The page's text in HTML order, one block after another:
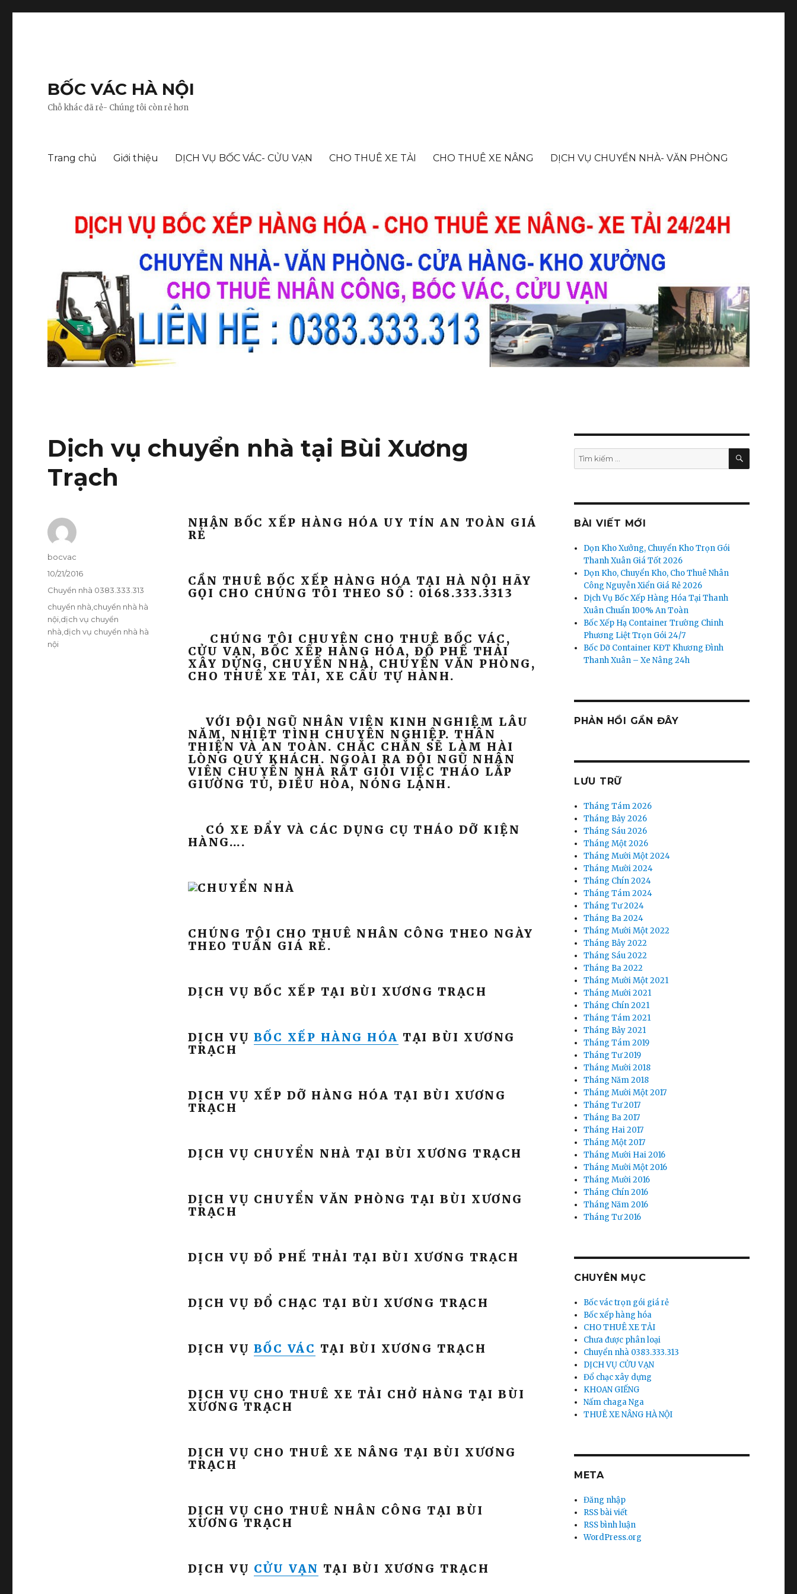
BỐC VÁC HÀ NỘI
Chỗ khác đã rẻ- Chúng tôi còn rẻ hơn
Trang chủ Giới thiệu DỊCH VỤ BỐC VÁC- CỬU VẠN CHO THUÊ XE TẢI CHO THUÊ XE NÂNG DỊCH VỤ CHUYỂN NHÀ- VĂN PHÒNG
Dịch vụ chuyển nhà tại Bùi Xương
Trạch
NHẬN BỐC XẾP HÀNG HÓA UY TÍN AN TOÀN GIÁ
RẺ
CẦN THUÊ BỐC XẾP HÀNG HÓA TẠI HÀ NỘI HÃY
GỌI CHO CHÚNG TÔI THEO SỐ : 0168.333.3313
CHÚNG TÔI CHUYÊN CHO THUÊ BỐC VÁC,
CỬU VẠN, BỐC XẾP HÀNG HÓA, ĐỔ PHẾ THẢI
XÂY DỰNG, CHUYỂN NHÀ, CHUYỂN VĂN PHÒNG,
CHO THUÊ XE TẢI, XE CẨU TỰ HÀNH.
VỚI ĐỘI NGŨ NHÂN VIÊN KINH NGHIỆM LÂU
NĂM, NHIỆT TÌNH CHUYÊN NGHIỆP. THÂN
THIỆN VÀ AN TOÀN. CHẮC CHẮN SẼ LÀM HÀI
LÒNG QUÝ KHÁCH. NGOÀI RA ĐỘI NGŨ NHÂN
VIÊN CHUYỂN NHÀ RẤT GIỎI VIỆC THÁO LẮP
GIƯỜNG TỦ, ĐIỀU HÒA, NÓNG LẠNH.
CÓ XE ĐẨY VÀ CÁC DỤNG CỤ THÁO DỠ KIỆN
HÀNG….
CHÚNG TÔI CHO THUÊ NHÂN CÔNG THEO NGÀY
THEO TUẦN GIÁ RẺ.
DỊCH VỤ BỐC XẾP TẠI BÙI XƯƠNG TRẠCH
DỊCH VỤ BỐC XẾP HÀNG HÓA TẠI BÙI XƯƠNG
TRẠCH
DỊCH VỤ XẾP DỠ HÀNG HÓA TẠI BÙI XƯƠNG
TRẠCH
DỊCH VỤ CHUYỂN NHÀ TẠI BÙI XƯƠNG TRẠCH
DỊCH VỤ CHUYỂN VĂN PHÒNG TẠI BÙI XƯƠNG
TRẠCH
DỊCH VỤ ĐỔ PHẾ THẢI TẠI BÙI XƯƠNG TRẠCH
DỊCH VỤ ĐỔ CHẠC TẠI BÙI XƯƠNG TRẠCH
DỊCH VỤ BỐC VÁC TẠI BÙI XƯƠNG TRẠCH
DỊCH VỤ CHO THUÊ XE TẢI CHỞ HÀNG TẠI BÙI
XƯƠNG TRẠCH
DỊCH VỤ CHO THUÊ XE NÂNG TẠI BÙI XƯƠNG
TRẠCH
DỊCH VỤ CHO THUÊ NHÂN CÔNG TẠI BÙI
XƯƠNG TRẠCH
DỊCH VỤ CỬU VẠN TẠI BÙI XƯƠNG TRẠCH
Tác
giả
bocvac
Đăng
vào
10/21/2016
Danh
mục
Chuyển nhà 0383.333.313
Thẻ
chuyển nhà chuyển nhà hà
nội dịch vụ chuyển
nhà dịch vụ chuyển nhà hà
nội
Tìm
kiếm:
TÌM
BÀI VIẾT MỚI
Dọn Kho Xưởng, Chuyển Kho Trọn Gói
Thanh Xuân Giá Tốt 2026
Dọn Kho, Chuyển Kho, Cho Thuê Nhân
Công Nguyễn Xiển Giá Rẻ 2026
Dịch Vụ Bốc Xếp Hàng Hóa Tại Thanh
Xuân Chuẩn 100% An Toàn
Bốc Xếp Hạ Container Trường Chinh
Phương Liệt Trọn Gói 24/7
Bốc Dỡ Container KĐT Khương Đình
Thanh Xuân – Xe Nâng 24h
PHẢN HỒI GẦN ĐÂY
LƯU TRỮ
Tháng Tám 2026
Tháng Bảy 2026
Tháng Sáu 2026
Tháng Một 2026
Tháng Mười Một 2024
Tháng Mười 2024
Tháng Chín 2024
Tháng Tám 2024
Tháng Tư 2024
Tháng Ba 2024
Tháng Mười Một 2022
Tháng Bảy 2022
Tháng Sáu 2022
Tháng Ba 2022
Tháng Mười Một 2021
Tháng Mười 2021
Tháng Chín 2021
Tháng Tám 2021
Tháng Bảy 2021
Tháng Tám 2019
Tháng Tư 2019
Tháng Mười 2018
Tháng Năm 2018
Tháng Mười Một 2017
Tháng Tư 2017
Tháng Ba 2017
Tháng Hai 2017
Tháng Một 2017
Tháng Mười Hai 2016
Tháng Mười Một 2016
Tháng Mười 2016
Tháng Chín 2016
Tháng Năm 2016
Tháng Tư 2016
CHUYÊN MỤC
Bốc vác trọn gói giá rẻ
Bốc xếp hàng hóa
CHO THUÊ XE TẢI
Chưa được phân loại
Chuyển nhà 0383.333.313
DỊCH VỤ CỬU VẠN
Đổ chạc xây dựng
KHOAN GIẾNG
Nấm chaga Nga
THUÊ XE NÂNG HÀ NỘI
META
Đăng nhập
RSS bài viết
RSS bình luận
WordPress.org